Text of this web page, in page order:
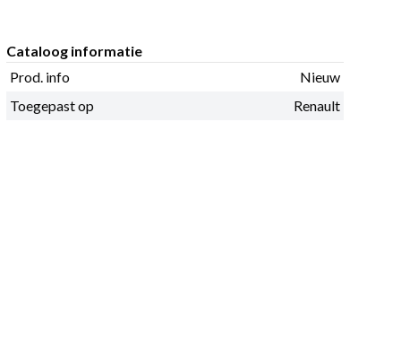
Cataloog informatie
Prod. info
Nieuw
Toegepast op
Renault